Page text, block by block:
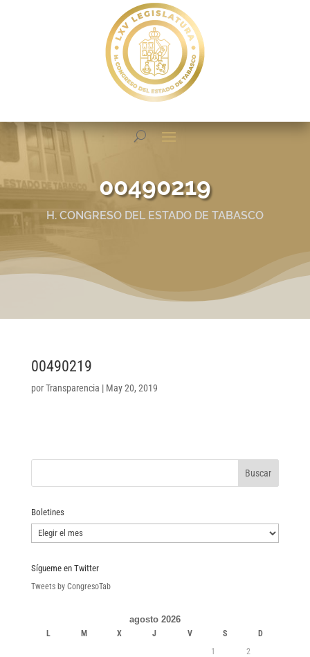
00490219
H. CONGRESO DEL ESTADO DE TABASCO
00490219
porTransparencia | May 20, 2019
Boletines
Boletines
Sígueme en Twitter
Tweets by CongresoTab
agosto 2026
L M X J V S
D
1
2